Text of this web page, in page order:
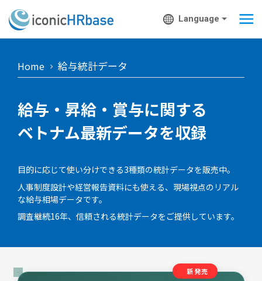
Language
Home 給与統計データ
給与・昇給・賞与に関する
ベトナム最新データを収録
目的に応じて使い分けできる3種類の統計データを販売中。
人事制度設計や経営報告資料にも使える、現場視点のリアル
な給与相場データです。
調査継続16年、信頼される統計データをご提供しています。
新発売